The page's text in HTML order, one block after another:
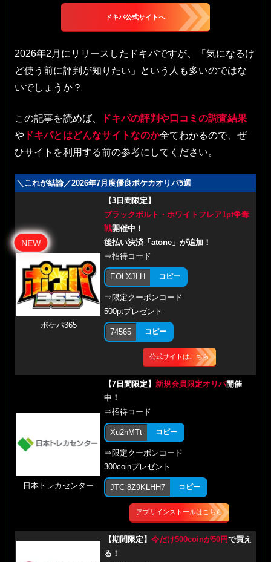
ドキパ公式サイトへ
2026年2月にリリースしたドキパですが、「気になるけ
ど使う前に評判が知りたい」という人も多いのではな
いでしょうか？
この記事を読めば、
ドキパの評判や口コミの調査結果
や ドキパとはどんなサイトなのか全てわかるので、ぜ
ひサイトを利用する前の参考にしてください。
＼これが結論／2026年7月度優良ポケカオリパ5選
NEW
ポケパ365
【3日間限定】
ブラックボルト・ホワイトフレア1pt争奪
戦開催中！
後払い決済「atone」が追加！
⇒招待コード
EOLXJLH コピー
⇒限定クーポンコード
500ptプレゼント
74565 コピー
公式サイトはこちら
日本トレカセンター
【7日間限定】新規会員限定オリパ開催
中！
⇒招待コード
Xu2hMTt コピー
⇒限定クーポンコード
300coinプレゼント
JTC-8Z9KLHH7 コピー
アプリインストールはこちら
【期間限定】今だけ500coinが50円で買え
る！